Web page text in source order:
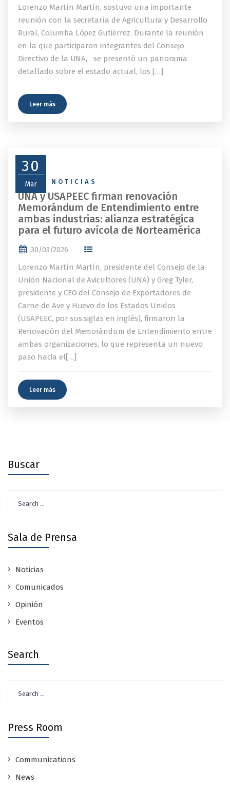
Lorenzo Martín Martín, sostuvo una importante
reunión con la secretaría de Agricultura y Desarrollo
Rural, Columba López Gutiérrez. Durante la reunión
en la que participaron integrantes del Consejo
Directivo de la UNA, se presentó un panorama
detallado sobre el estado actual, los […]
Leer más
30
Mar
NEWS NOTICIAS
UNA y USAPEEC firman renovación
Memorándum de Entendimiento entre
ambas industrias: alianza estratégica
para el futuro avícola de Norteamérica
30/03/2026
Lorenzo Martín Martín, presidente del Consejo de la
Unión Nacional de Avicultores (UNA) y Greg Tyler,
presidente y CEO del Consejo de Exportadores de
Carne de Ave y Huevo de los Estados Unidos
(USAPEEC, por sus siglas en inglés), firmaron la
Renovación del Memorándum de Entendimiento entre
ambas organizaciones, lo que representa un nuevo
paso hacia el[…]
Leer más
Buscar
for:
Sala de Prensa
Noticias
Comunicados
Opinión
Eventos
Search
for:
Press Room
Communications
News